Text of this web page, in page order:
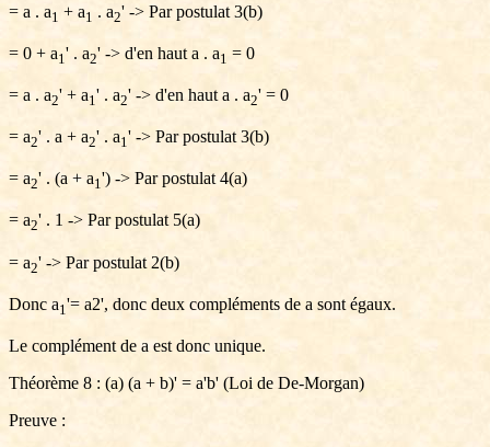
= a . a1 + a1 . a2' -> Par postulat 3(b)
= 0 + a1 ' . a2' -> d'en haut a . a1 = 0
= a . a2' + a1' . a2' -> d'en haut a . a2' = 0
= a2' . a + a2' . a1' -> Par postulat 3(b)
= a2' . (a + a1') -> Par postulat 4(a)
= a2' . 1 -> Par postulat 5(a)
= a2' -> Par postulat 2(b)
Donc a1'= a2', donc deux compléments de a sont égaux.
Le complément de a est donc unique.
Théorème 8 : (a) (a + b)' = a'b' (Loi de De-Morgan)
Preuve :